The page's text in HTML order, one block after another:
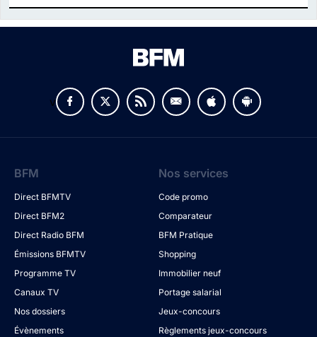
v
BFM
Direct BFMTV
Direct BFM2
Direct Radio BFM
Émissions BFMTV
Programme TV
Canaux TV
Nos dossiers
Évènements
Nos services
Code promo
Comparateur
BFM Pratique
Shopping
Immobilier neuf
Portage salarial
Jeux-concours
Règlements jeux-concours